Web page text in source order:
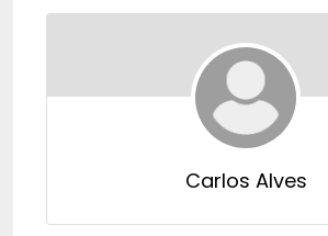
Carlos Alves